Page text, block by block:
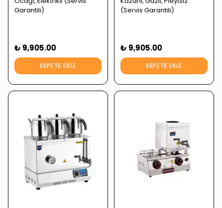
Garantili)
₺ 9,905.00
SEPETE EKLE
(Servis Garantili)
₺ 9,905.00
SEPETE EKLE